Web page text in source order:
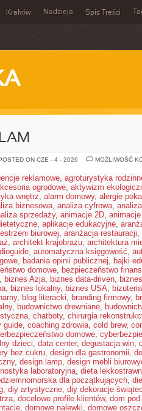
Kraków Nadzieja Spis Treści
ON CZE - 4 - 2026
MOŻLIWOŚĆ
reklamowe, agroturystyka
ogrodowe, aktywizm
wnętrz, alarm domowy, alergie
biznesowa, analiza cyfrowa,
sprzedaży, animacje 2D,
, aplikacje edukacyjne,
biurowej, aranżacja restauracji,
, architekt krajobrazu, architektura
, automatyczna księgowość,
, badania opinii publicznej, bajki
domowe, bezpieczeństwo
, biznes Azja, biznes data-driven,
, biznes lokalny, biznes USA,
, blog literacki, branding firmowy,
, budownictwo drewniane,
, chatboty, chirurgia
guide, coaching zdrowia, cold brew,
domowe,
dzieci, data center, degustacja win,
bez cukru, design dla gastronomii,
, design lamp, design mebli
laboratoryjna, dieta
dla początkujących,
, diy artystyczne, diy dekoracje
, docelowe profile klientów, dom
, domowe nalewki, domowe